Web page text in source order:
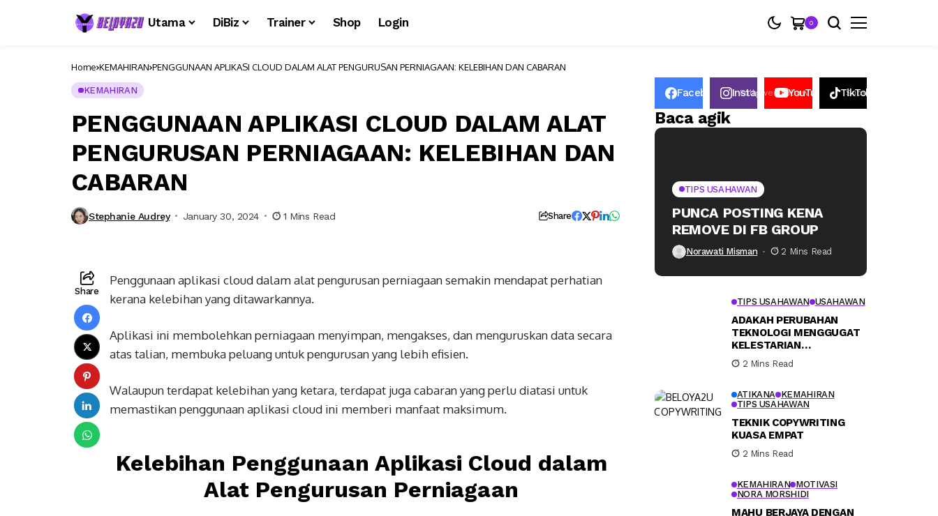
Utama DiBiz Trainer Shop Login 0
Home KEMAHIRAN PENGGUNAAN APLIKASI CLOUD DALAM ALAT PENGURUSAN PERNIAGAAN: KELEBIHAN DAN CABARAN
KEMAHIRAN
PENGGUNAAN APLIKASI CLOUD DALAM ALAT
PENGURUSAN PERNIAGAAN: KELEBIHAN DAN
CABARAN
Stephanie Audrey January 30, 2024 1 Mins Read Share
Share
Penggunaan aplikasi cloud dalam alat pengurusan perniagaan semakin mendapat perhatian
kerana kelebihan yang ditawarkannya.
Aplikasi ini membolehkan perniagaan menyimpan, mengakses, dan menguruskan data secara
atas talian, membuka peluang untuk pengurusan yang lebih efisien.
Walaupun terdapat kelebihan yang ketara, terdapat juga cabaran yang perlu diatasi untuk
memastikan penggunaan aplikasi cloud ini memberi manfaat maksimum.
Kelebihan Penggunaan Aplikasi Cloud dalam
Alat Pengurusan Perniagaan
Facebook50KFollower
InstagramFollow
YouTube 2.6kSubscribers
TikTok
Baca agik
TIPS USAHAWAN
PUNCA POSTING KENA
REMOVE DI FB GROUP
Norawati Misman 2 Mins Read
TIPS USAHAWAN USAHAWAN
ADAKAH PERUBAHAN
TEKNOLOGI MENGGUGAT
KELESTARIAN
PERNIAGAAN
2 Mins Read
ATIKANA KEMAHIRAN
TIPS USAHAWAN
TEKNIK COPYWRITING
KUASA EMPAT
2 Mins Read
KEMAHIRAN MOTIVASI
NORA MORSHIDI
MAHU BERJAYA DENGAN